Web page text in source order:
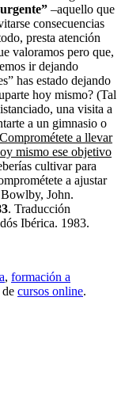
–aquello que
consecuencias
presta atención
valoramos pero que,
ir dejando
has estado dejando
hoy mismo? (Tal
una visita a
a un gimnasio o
Comprométete a llevar
mismo ese objetivo
cultivar para
a ajustar
John.
. Traducción
Ibérica. 1983.
, formación a
cursos online.